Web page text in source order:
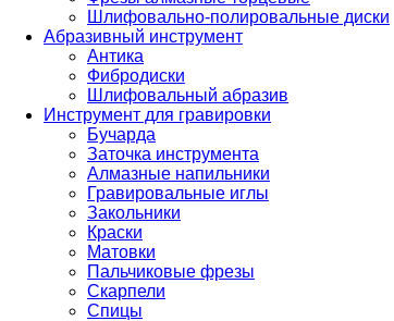
Шлифовально-полировальные диски
Абразивный инструмент
Антика
Фибродиски
Шлифовальный абразив
Инструмент для гравировки
Бучарда
Заточка инструмента
Алмазные напильники
Гравировальные иглы
Закольники
Краски
Матовки
Пальчиковые фрезы
Скарпели
Спицы